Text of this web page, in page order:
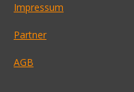
Impressum
Partner
AGB